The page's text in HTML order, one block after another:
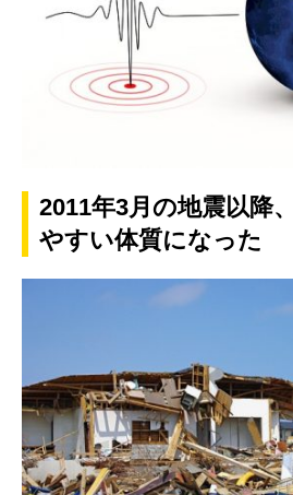
2011年3月の地震以降
やすい体質になった